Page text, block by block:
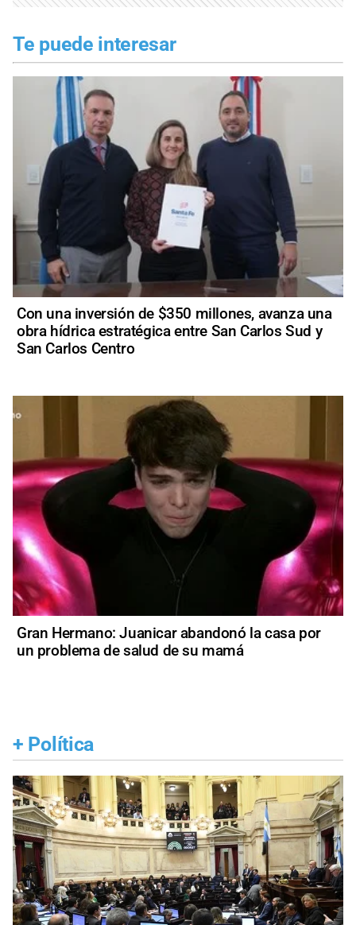
Te puede interesar
Con una inversión de $350 millones, avanza una
obra hídrica estratégica entre San Carlos Sud y
San Carlos Centro
Gran Hermano: Juanicar abandonó la casa por
un problema de salud de su mamá
+ Política